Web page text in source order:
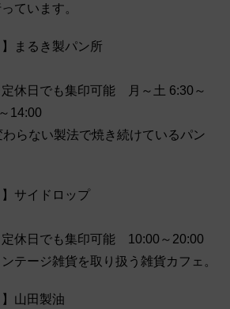
ています。
まるき製パン所
休日でも集印可能 月～土 6:30～
14:00
わらない製法で焼き続けているパン
】サイドロップ
定休日でも集印可能 10:00～20:00
テージ雑貨を取り扱う雑貨カフェ。
】山田製油